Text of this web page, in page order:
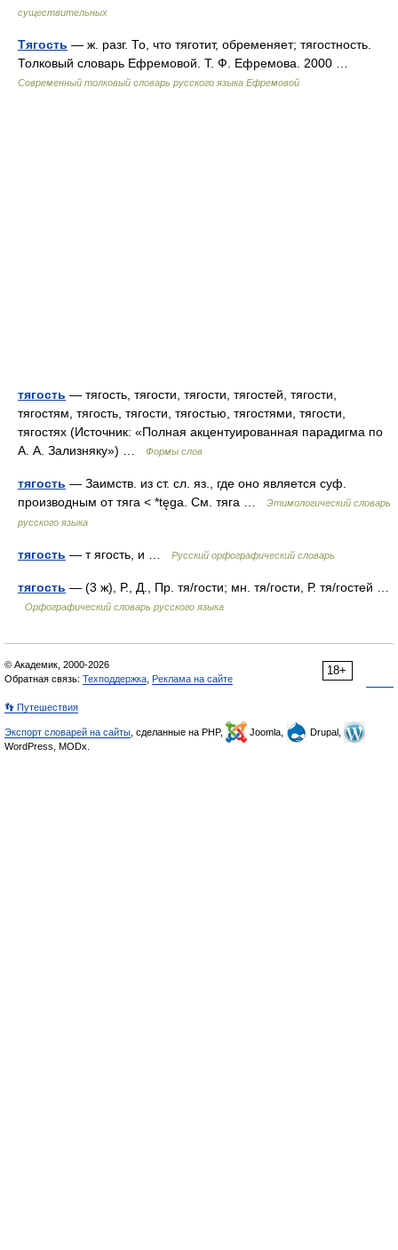
существительных
Тягость — ж. разг. То, что тяготит, обременяет; тягостность.
Толковый словарь Ефремовой. Т. Ф. Ефремова. 2000 …
Современный толковый словарь русского языка Ефремовой
тягость — тягость, тягости, тягости, тягостей, тягости,
тягостям, тягость, тягости, тягостью, тягостями, тягости,
тягостях (Источник: «Полная акцентуированная парадигма по
А. А. Зализняку») …
Формы слов
тягость — Заимств. из ст. сл. яз., где оно является суф.
производным от тяга < *tęga. См. тяга …
Этимологический словарь
русского языка
тягость — т ягость, и … Русский орфографический словарь
тягость — (3 ж), Р., Д., Пр. тя/гости; мн. тя/гости, Р. тя/гостей …
Орфографический словарь русского языка
18+
© Академик, 2000-2026
Обратная связь: Техподдержка Реклама на сайте
👣 Путешествия
Экспорт словарей на сайты , сделанные на PHP, Joomla,
Drupal,
WordPress, MODx.